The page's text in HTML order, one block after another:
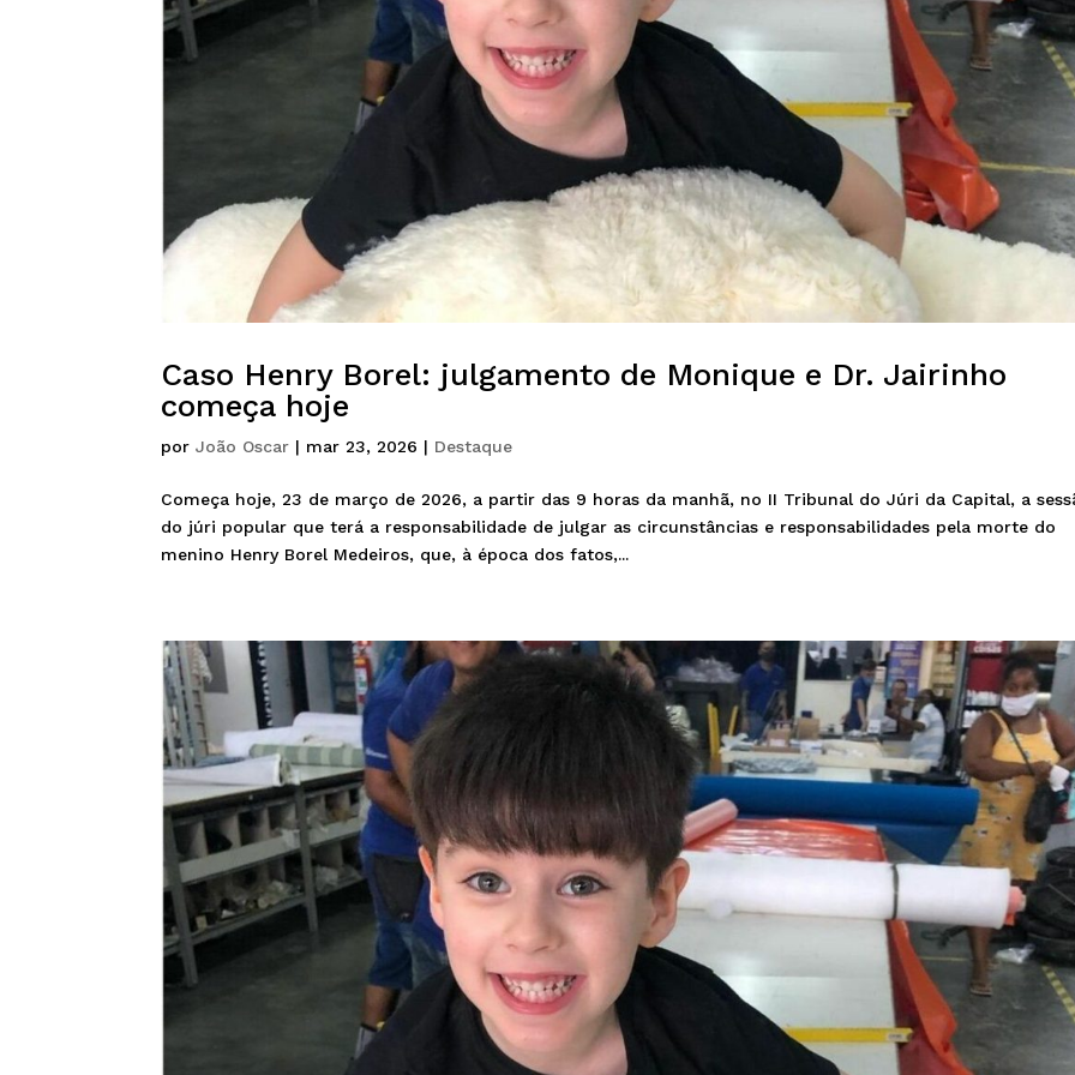
Caso Henry Borel: julgamento de Monique e Dr. Jairinho
começa hoje
porJoão Oscar | mar 23, 2026 | Destaque
Começa hoje, 23 de março de 2026, a partir das 9 horas da manhã, no II Tribunal do Júri da Capital, a
do júri popular que terá a responsabilidade de julgar as circunstâncias e responsabilidades pela morte do
menino Henry Borel Medeiros, que, à época dos fatos,...